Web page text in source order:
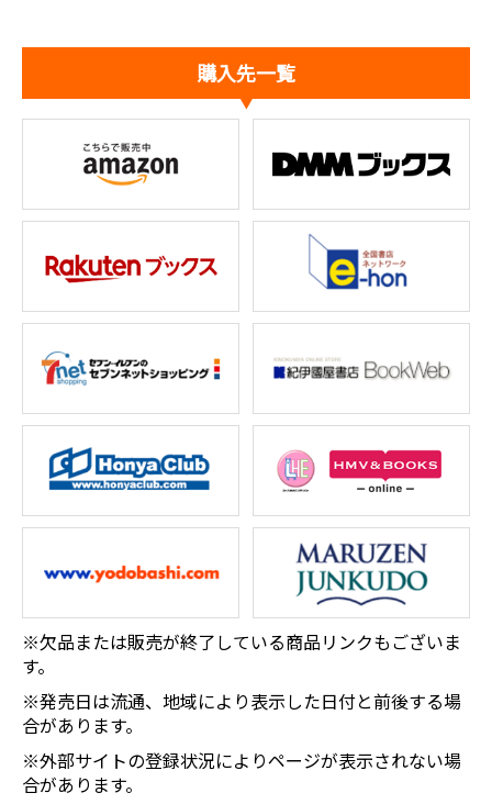
購入先一覧
※欠品または販売が終了している商品リンクもございま
す。
※発売日は流通、地域により表示した日付と前後する場
合があります。
※外部サイトの登録状況によりページが表示されない場
合があります。